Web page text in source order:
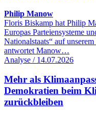
Philip Manow
Floris Biskamp hat Philip
Europas Parteiensysteme
Nationalstaats“ auf
antwortet Manow…
Analyse / 14.07.2026
Mehr als
Demokratien beim
zurückbleiben